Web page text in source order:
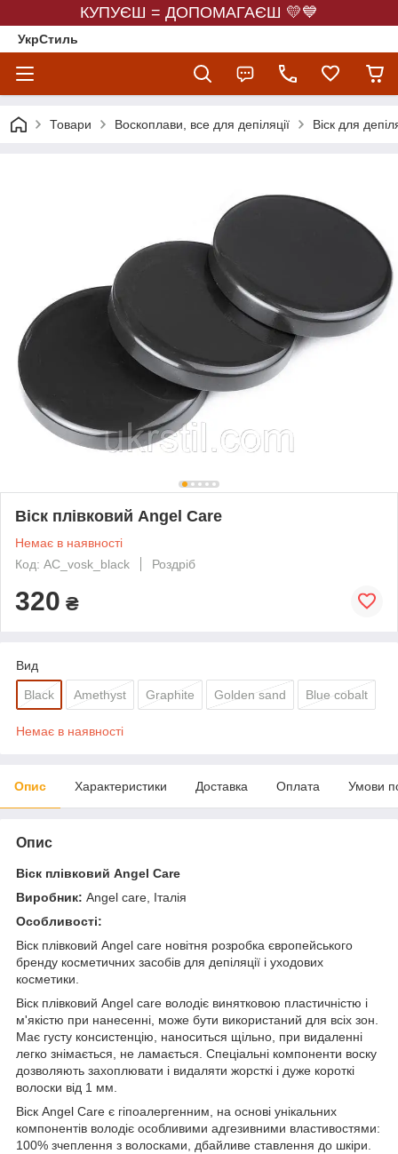
КУПУЄШ = ДОПОМАГАЄШ 💛💙
УкрСтиль
Товари Воскоплави, все для депіляції Віск для
Віск плівковий Angel Care
Немає в наявності
Код: AC_vosk_black
Роздріб
320 ₴
Вид
Black Amethyst Graphite Golden sand Blue cobalt
Немає в наявності
Опис Характеристики Доставка Оплата Умови
Опис
Віск плівковий Angel Care
Виробник: Angel care, Італія
Особливості:
Віск плівковий Angel care новітня розробка європейського
бренду косметичних засобів для депіляції і уходових
косметики.
Віск плівковий Angel care володіє винятковою пластичністю і
м'якістю при нанесенні, може бути використаний для всіх зон.
Має густу консистенцію, наноситься щільно, при видаленні
легко знімається, не ламається. Спеціальні компоненти воску
дозволяють захоплювати і видаляти жорсткі і дуже короткі
волоски від 1 мм.
Віск Angel Care є гіпоалергенним, на основі унікальних
компонентів володіє особливими адгезивними властивостями:
100% зчеплення з волосками, дбайливе ставлення до шкіри.